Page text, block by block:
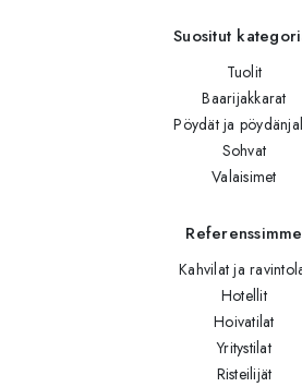
Suositut
Tuolit
Baarijakkarat
Pöydät ja
Sohvat
Valaisimet
Referenssimme
Kahvilat ja
Hotellit
Hoivatilat
Yritystilat
Risteilijät